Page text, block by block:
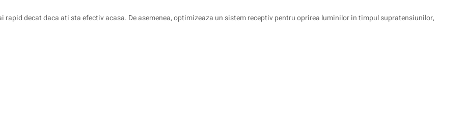
rapid decat daca ati sta efectiv acasa. De asemenea, optimizeaza un sistem receptiv pentru oprirea luminilor in timpul supratensiunilor,